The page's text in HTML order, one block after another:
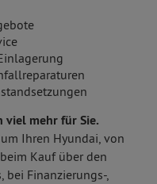
mehr für Sie.
Ihren Hyundai, von
Kauf über den
bei Finanzierungs-,